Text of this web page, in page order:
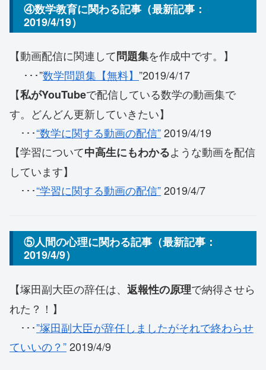
④数学教育に関わる記事（最新記事：
2019/4/19）
【動画配信に関連して問題集を作成中です。】
･･･”数学問題集【無料】 ”2019/4/17
【私がYouTubeで配信している数学の動画集で
す。どんどん更新していきたい】
･･･“数学に関する動画の配信”2019/4/19
【学習について中高生にもわかるような動画を配信
しています】
･･･“学習に関する動画の配信”2019/4/7
⑤人間の心理に関わる記事（最新記事：
2019/4/9）
【塚田副大臣の辞任は、 返報性の原理で納得させら
れた？！】
･･･”塚田副大臣が辞任しましたがそれで終わらせ
ていいの？”2019/4/9